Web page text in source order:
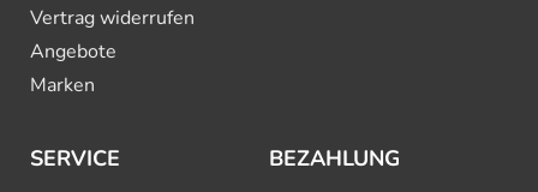
Vertrag widerrufen
Angebote
Marken
SERVICE BEZAHLUNG